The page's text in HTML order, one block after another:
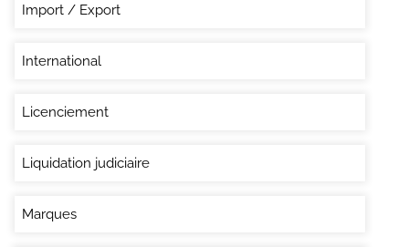
Import / Export
International
Licenciement
Liquidation judiciaire
Marques